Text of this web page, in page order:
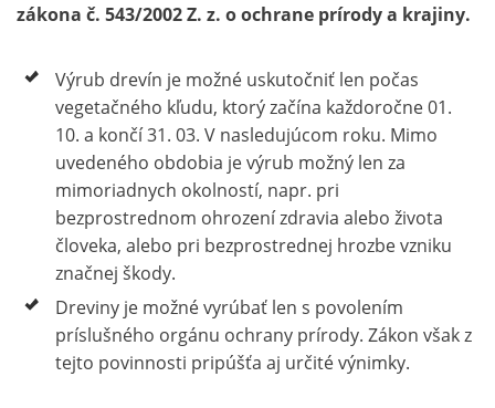
zákona č. 543/2002 Z. z. o ochrane prírody a krajiny.
Výrub drevín je možné uskutočniť len počas
vegetačného kľudu, ktorý začína každoročne 01.
10. a končí 31. 03. V nasledujúcom roku. Mimo
uvedeného obdobia je výrub možný len za
mimoriadnych okolností, napr. pri
bezprostrednom ohrození zdravia alebo života
človeka, alebo pri bezprostrednej hrozbe vzniku
značnej škody.
Dreviny je možné vyrúbať len s povolením
príslušného orgánu ochrany prírody. Zákon však z
tejto povinnosti pripúšťa aj určité výnimky.